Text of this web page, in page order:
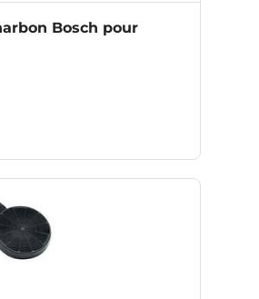
Bosch pour